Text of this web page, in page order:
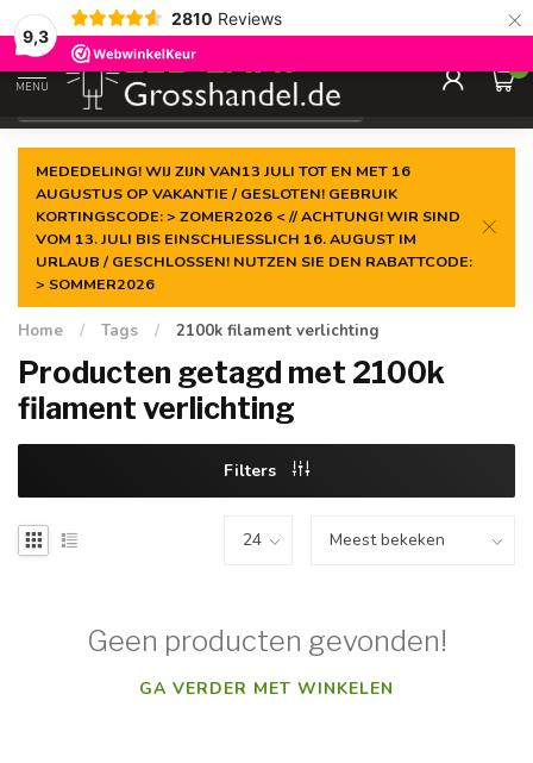
9,3
2810 Reviews ×
Gegarandeerde delaagste prijs
MENU
0
MEDEDELING! WIJ ZIJN VAN13 JULI TOT EN MET 16
AUGUSTUS OP VAKANTIE / GESLOTEN! GEBRUIK
KORTINGSCODE: > ZOMER2026 < // ACHTUNG! WIR SIND
VOM 13. JULI BIS EINSCHLIESSLICH 16. AUGUST IM
URLAUB / GESCHLOSSEN! NUTZEN SIE DEN RABATTCODE:
> SOMMER2026
Home / Tags / 2100k filament verlichting
Producten getagd met 2100k
filament verlichting
Filters
Geen producten gevonden!
GA VERDER MET WINKELEN